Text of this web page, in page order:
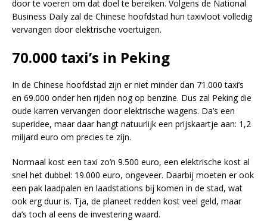
door te voeren om dat doel te bereiken. Volgens de National
Business Daily zal de Chinese hoofdstad hun taxivloot volledig
vervangen door elektrische voertuigen.
70.000 taxi’s in Peking
In de Chinese hoofdstad zijn er niet minder dan 71.000 taxi’s
en 69.000 onder hen rijden nog op benzine. Dus zal Peking die
oude karren vervangen door elektrische wagens. Da’s een
superidee, maar daar hangt natuurlijk een prijskaartje aan: 1,2
miljard euro om precies te zijn.
Normaal kost een taxi zo’n 9.500 euro, een elektrische kost al
snel het dubbel: 19.000 euro, ongeveer. Daarbij moeten er ook
een pak laadpalen en laadstations bij komen in de stad, wat
ook erg duur is. Tja, de planeet redden kost veel geld, maar
da’s toch al eens de investering waard.